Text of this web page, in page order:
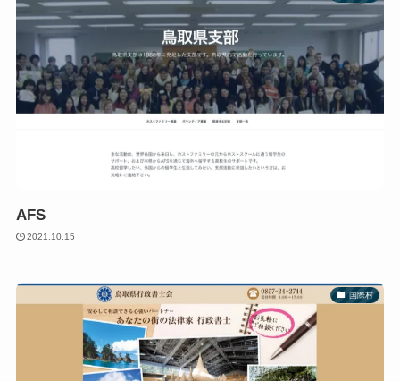
AFS
2021.10.15
国際村